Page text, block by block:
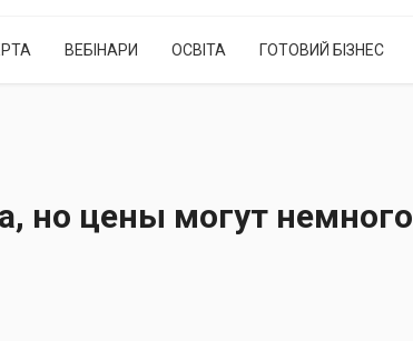
ВЕБІНАРИ ОСВІТА ГОТОВИЙ БІЗНЕС
но цены могут немного